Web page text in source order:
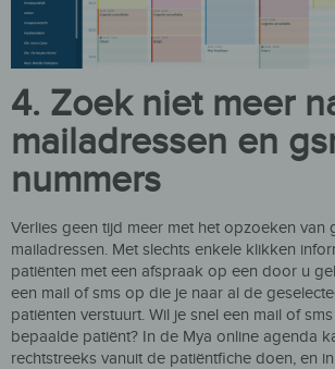
4. Zoek niet meer
mailadressen en
nummers
Verlies geen tijd meer met het opzoeken van
mailadressen. Met slechts enkele klikken
patiënten met een afspraak op een door u
een mail of sms op die je naar al de
patiënten verstuurt. Wil je snel een mail of
bepaalde patiënt? In de Mya online agenda
rechtstreeks vanuit de patiëntfiche doen, en